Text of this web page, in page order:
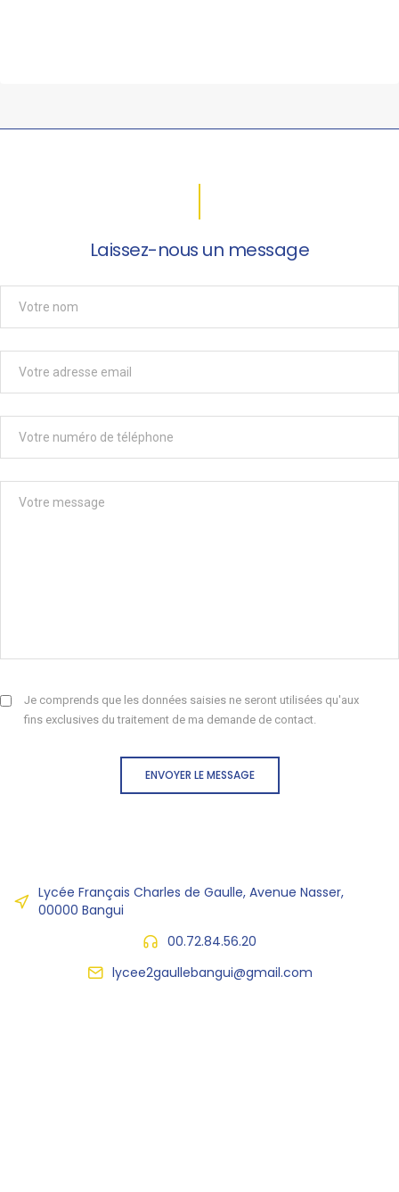
Laissez-nous un message
Je comprends que les données saisies ne seront utilisées qu'aux
fins exclusives du traitement de ma demande de contact.
ENVOYER LE MESSAGE
Lycée Français Charles de Gaulle, Avenue Nasser,
00000 Bangui
00.72.84.56.20
lycee2gaullebangui@gmail.com